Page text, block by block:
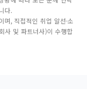
다.
, 직접적인 취업 알선·소
사 및 파트너사)이 수행합